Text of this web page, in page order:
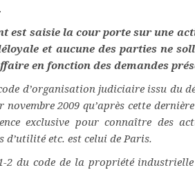
est saisie la cour porte sur une
et aucune des parties ne
en fonction des demandes
d’organisation judiciaire issu du
novembre 2009 qu’après cette
exclusive pour connaître des
d’utilité etc. est celui de Paris.
2 du code de la propriété